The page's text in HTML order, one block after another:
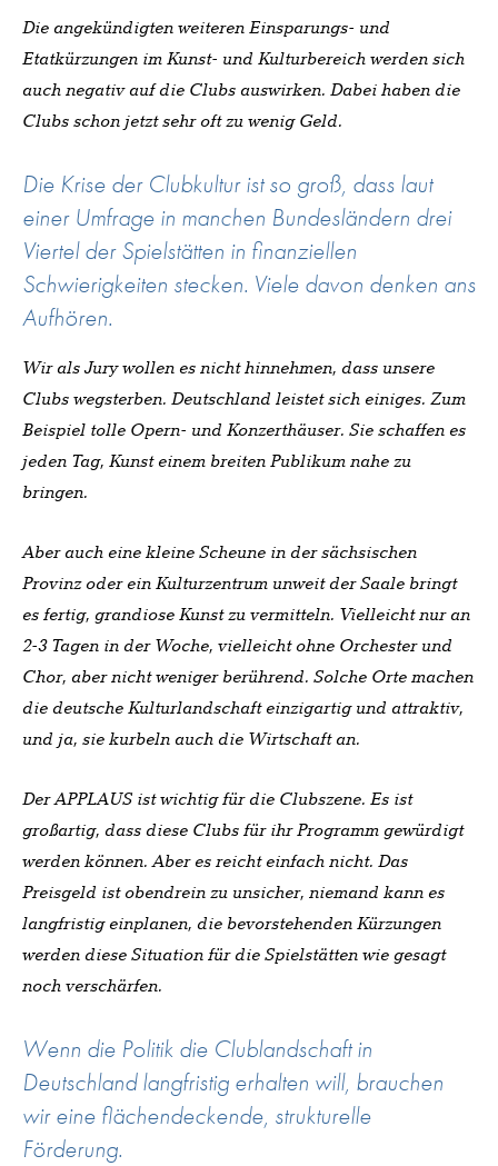
Die angekündigten weiteren Einsparungs- und
Etatkürzungen im Kunst- und Kulturbereich werden sich
auch negativ auf die Clubs auswirken. Dabei haben die
Clubs schon jetzt sehr oft zu wenig Geld.
Die Krise der Clubkultur ist so groß, dass laut
einer Umfrage in manchen Bundesländern drei
Viertel der Spielstätten in finanziellen
Schwierigkeiten stecken. Viele davon denken ans
Aufhören.
Wir als Jury wollen es nicht hinnehmen, dass unsere
Clubs wegsterben. Deutschland leistet sich einiges. Zum
Beispiel tolle Opern- und Konzerthäuser. Sie schaffen es
jeden Tag, Kunst einem breiten Publikum nahe zu
bringen.
Aber auch eine kleine Scheune in der sächsischen
Provinz oder ein Kulturzentrum unweit der Saale bringt
es fertig, grandiose Kunst zu vermitteln. Vielleicht nur an
2-3 Tagen in der Woche, vielleicht ohne Orchester und
Chor, aber nicht weniger berührend. Solche Orte machen
die deutsche Kulturlandschaft einzigartig und attraktiv,
und ja, sie kurbeln auch die Wirtschaft an.
Der APPLAUS ist wichtig für die Clubszene. Es ist
großartig, dass diese Clubs für ihr Programm gewürdigt
werden können. Aber es reicht einfach nicht. Das
Preisgeld ist obendrein zu unsicher, niemand kann es
langfristig einplanen, die bevorstehenden Kürzungen
werden diese Situation für die Spielstätten wie gesagt
noch verschärfen.
Wenn die Politik die Clublandschaft in
Deutschland langfristig erhalten will, brauchen
wir eine flächendeckende, strukturelle
Förderung.